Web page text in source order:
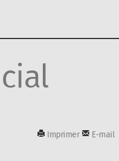
Imprimer E-mail